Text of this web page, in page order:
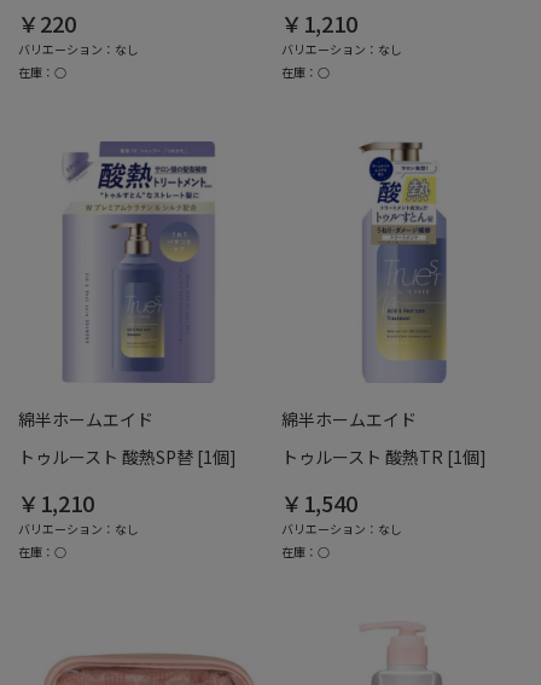
￥220
バリエーション：なし
在庫：○
￥1,210
バリエーション：なし
在庫：○
綿半ホームエイド
トゥルースト 酸熱SP替 [1個]
￥1,210
バリエーション：なし
在庫：○
綿半ホームエイド
トゥルースト 酸熱TR [1個]
￥1,540
バリエーション：なし
在庫：○